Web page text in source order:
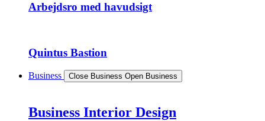
Arbejdsro med havudsigt
Quintus Bastion
Business Close Business Open Business
Business Interior Design